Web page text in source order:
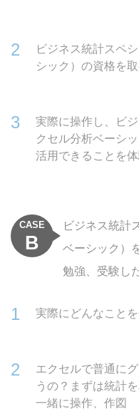
ビジネス統計スペ
シック）の資格を
実際に操作し、ビ
クセル分析ベーシ
活用できることを体
CASE
B
ビジネス統計
ベーシック）
勉強、受験し
実際にどんなこと
エクセルで普通に
うの？まずは統計
一緒に操作、作図